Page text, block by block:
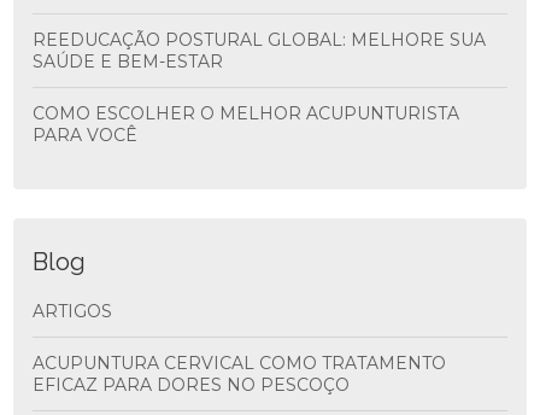
REEDUCAÇÃO POSTURAL GLOBAL: MELHORE SUA
SAÚDE E BEM-ESTAR
COMO ESCOLHER O MELHOR ACUPUNTURISTA
PARA VOCÊ
Blog
ARTIGOS
ACUPUNTURA CERVICAL COMO TRATAMENTO
EFICAZ PARA DORES NO PESCOÇO